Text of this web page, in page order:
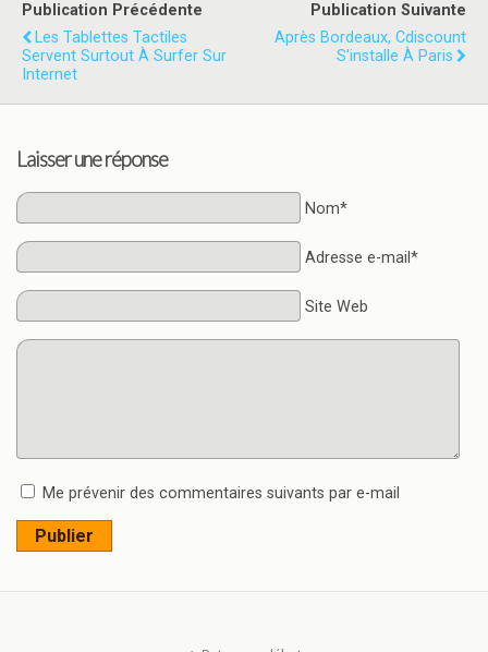
Publication Précédente
Les Tablettes Tactiles
Servent Surtout À Surfer Sur
Internet
Publication Suivante
Après Bordeaux, Cdiscount
S'installe À Paris
Laisser une réponse
Nom*
Adresse e-mail*
Site Web
Me prévenir des commentaires suivants par e-mail
Publier